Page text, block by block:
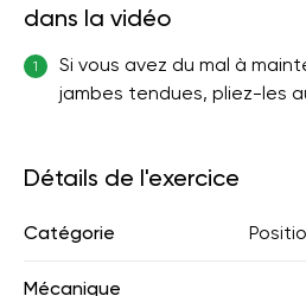
dans la vidéo
1
Si vous avez du mal à
jambes tendues, pliez-les
Détails de l'exercice
Catégorie
Mécanique